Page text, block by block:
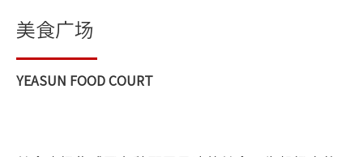
美食广场
YEASUN FOOD COURT